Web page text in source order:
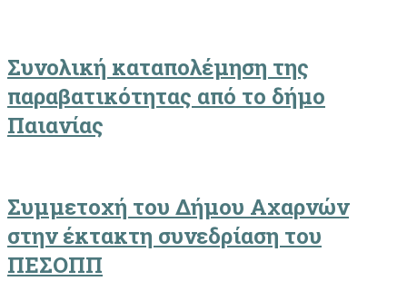
Συνολική καταπολέμηση της
παραβατικότητας από το δήμο
Παιανίας
Συμμετοχή του Δήμου Αχαρνών
στην έκτακτη συνεδρίαση του
ΠΕΣΟΠΠ